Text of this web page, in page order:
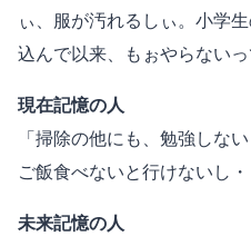
ぃ、服が汚れるしぃ。小学
込んで以来、もぉやらない
現在記憶の人
「掃除の他にも、勉強しな
ご飯食べないと行けないし
未来記憶の人